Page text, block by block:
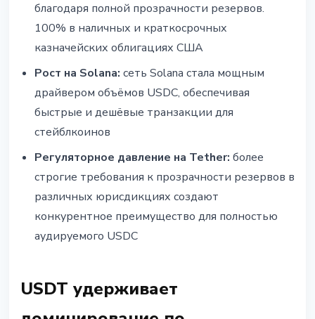
благодаря полной прозрачности резервов.
100% в наличных и краткосрочных
казначейских облигациях США
Рост на Solana: сеть Solana стала мощным
драйвером объёмов USDC, обеспечивая
быстрые и дешёвые транзакции для
стейблкоинов
Регуляторное давление на Tether: более
строгие требования к прозрачности резервов в
различных юрисдикциях создают
конкурентное преимущество для полностью
аудируемого USDC
USDT удерживает